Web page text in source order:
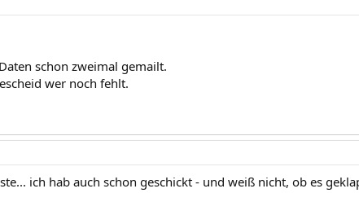
schon zweimal gemailt.
wer noch fehlt.
ich hab auch schon geschickt - und weiß nicht, ob es